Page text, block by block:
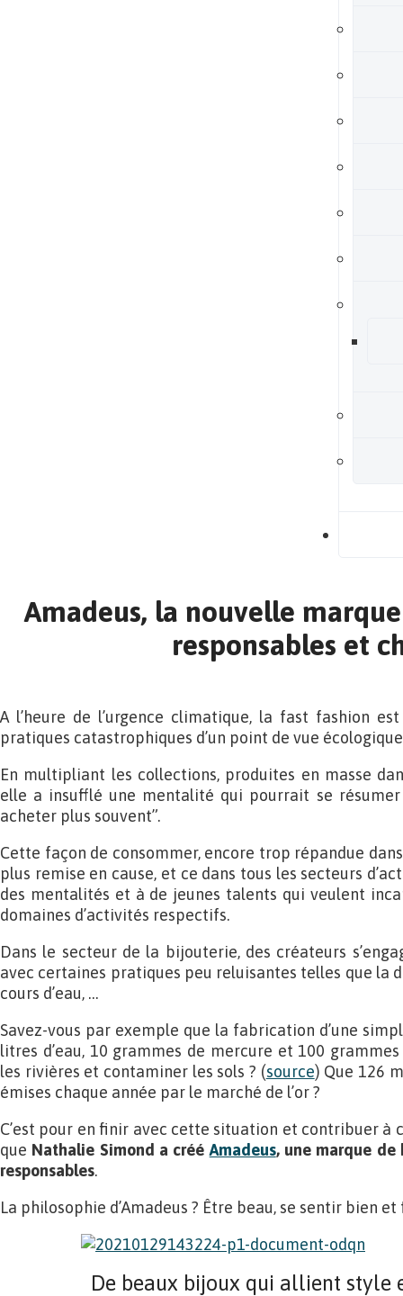
Amadeus, la nouvelle
responsables et
A l’heure de l’urgence climatique, la fast fashion
pratiques catastrophiques d’un point de vue
En multipliant les collections, produites en masse
elle a insufflé une mentalité qui pourrait se
acheter plus souvent”.
Cette façon de consommer, encore trop répandue
plus remise en cause, et ce dans tous les secteurs
des mentalités et à de jeunes talents qui veulent
domaines d’activités respectifs.
Dans le secteur de la bijouterie, des créateurs
avec certaines pratiques peu reluisantes telles que la
cours d’eau, …
Savez-vous par exemple que la fabrication d’une
litres d’eau, 10 grammes de mercure et 100
les rivières et contaminer les sols ? (source) Que 126
émises chaque année par le marché de l’or ?
C’est pour en finir avec cette situation et contribuer à
que Nathalie Simond a crééAmadeus, une marque
responsables.
La philosophie d’Amadeus ? Être beau, se sentir bien
De beaux bijoux qui allient style